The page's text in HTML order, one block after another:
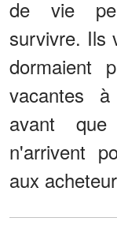
de vie
survivre. Ils
dormaient
vacantes
avant
n'arrivent
aux